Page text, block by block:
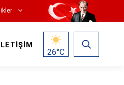
26°C